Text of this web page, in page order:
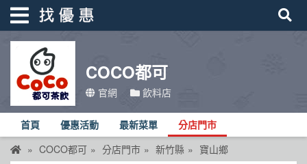
COCO都可
官網 飲料店
首頁 優惠活動 最新菜單 分店門市
COCO都可 分店門市 新竹縣 寶山鄉
找優惠
首頁
優惠活動
折價卷